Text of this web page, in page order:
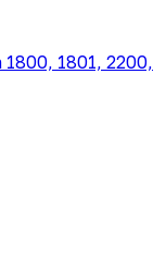
1801, 2200,